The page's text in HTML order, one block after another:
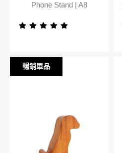
Phone Stand | A8
暢銷單品
暢銷單品